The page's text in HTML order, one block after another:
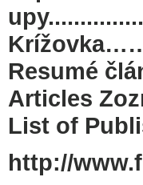
Resumé
Articles
List of
http://